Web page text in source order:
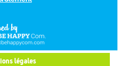
légales